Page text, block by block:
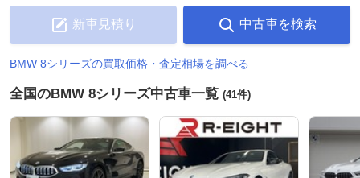
新車見積り 中古車を検索
BMW 8シリーズの買取価格・査定相場を調べる
全国のBMW 8シリーズ中古車一覧 (41件)